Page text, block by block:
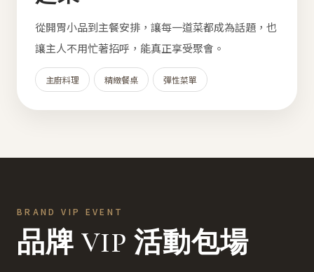
從開胃小品到主餐安排，讓每一道菜都成為話題，也
讓主人不用忙著招呼，能真正享受聚會。
主廚料理 精緻餐桌 彈性菜單
BRAND VIP EVENT
品牌 VIP 活動包場